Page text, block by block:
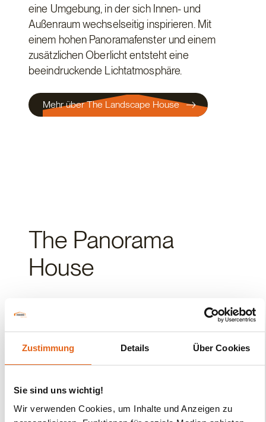
Zustimmung Details Über Cookies
Sie sind uns wichtig!
Wir verwenden Cookies, um Inhalte und Anzeigen zu
eine Umgebung, in der sich Innen- und
Außenraum wechselseitig inspirieren. Mit
einem hohen Panoramafenster und einem
zusätzlichen Oberlicht entsteht eine
beeindruckende Lichtatmosphäre.
Mehr über The Landscape House
The Panorama
House
Rückzugsort, spektakuläre Aussicht und
erhöhte Bauweise für schwieriges Terrain.
Die erhöhte Bauweise bietet nicht nur einen
zugleich potenzielle Herausforderungen bei
hügeligem, felsigem oder feuchtem